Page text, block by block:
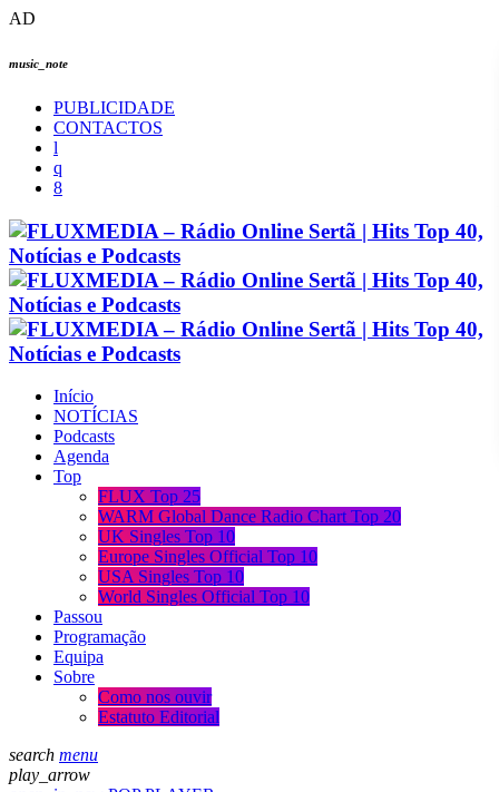
AD
music_note
PUBLICIDADE
CONTACTOS
Início
NOTÍCIAS
Podcasts
Agenda
Top
FLUX Top 25
WARM Global Dance Radio Chart Top 20
UK Singles Top 10
Europe Singles Official Top 10
USA Singles Top 10
World Singles Official Top 10
Passou
Programação
Equipa
Sobre
Como nos ouvir
Estatuto Editorial
search menu
play_arrow